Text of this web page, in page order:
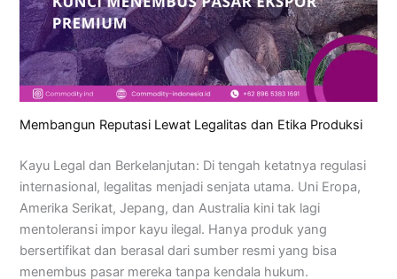
Membangun Reputasi Lewat Legalitas dan Etika Produksi
Kayu Legal dan Berkelanjutan: Di tengah ketatnya regulasi
internasional, legalitas menjadi senjata utama. Uni Eropa,
Amerika Serikat, Jepang, dan Australia kini tak lagi
mentoleransi impor kayu ilegal. Hanya produk yang
bersertifikat dan berasal dari sumber resmi yang bisa
menembus pasar mereka tanpa kendala hukum.